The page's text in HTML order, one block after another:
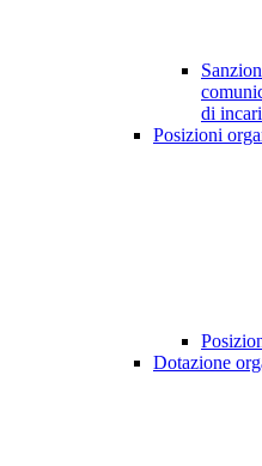
di
Posizioni
Dotazione